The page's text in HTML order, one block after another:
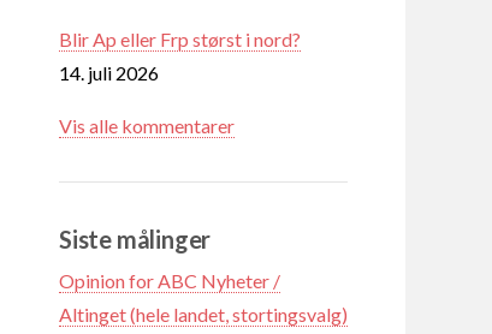
Blir Ap eller Frp størst i nord?
14. juli 2026
Vis alle kommentarer
Siste målinger
Opinion for ABC Nyheter /
Altinget (hele landet, stortingsvalg)